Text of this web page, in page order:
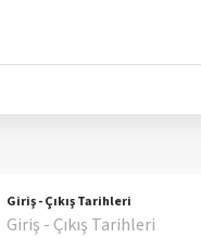
Giriş - Çıkış Tarihleri
Giriş - Çıkış Tarihleri